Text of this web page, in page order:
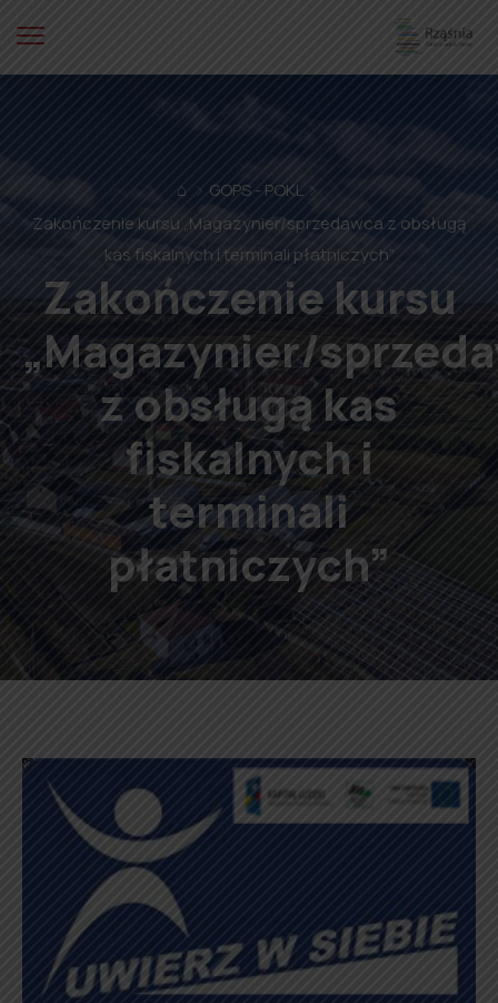
⌂
GOPS - POKL
Zakończenie kursu „Magazynier/sprzedawca z obsługą
kas fiskalnych i terminali płatniczych”
Zakończenie kursu
„Magazynier/
z obsługą kas
fiskalnych i
terminali
płatniczych”